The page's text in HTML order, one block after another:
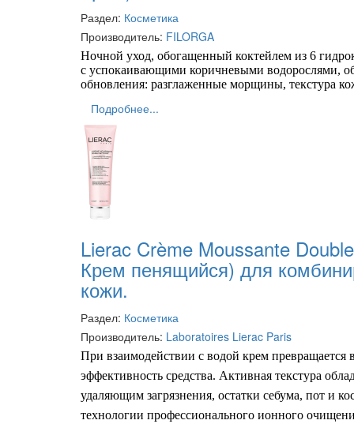
Раздел: Косметика
Производитель: FILORGA
Ночной уход, обогащенный коктейлем из 6
с успокаивающими коричневыми водорослями,
обновления: разглаженные морщины, текстура
Подробнее...
Lierac Crème Moussante
Крем пенящийся) для
кожи.
Раздел: Косметика
Производитель: Laboratoires Lierac Paris
При взаимодействии с водой крем превращается
эффективность средства. Активная текстура
удаляющим загрязнения, остатки себума, пот и
технологии профессионального ионного